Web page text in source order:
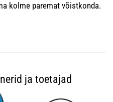
kolme paremat võistkonda.
ja toetajad